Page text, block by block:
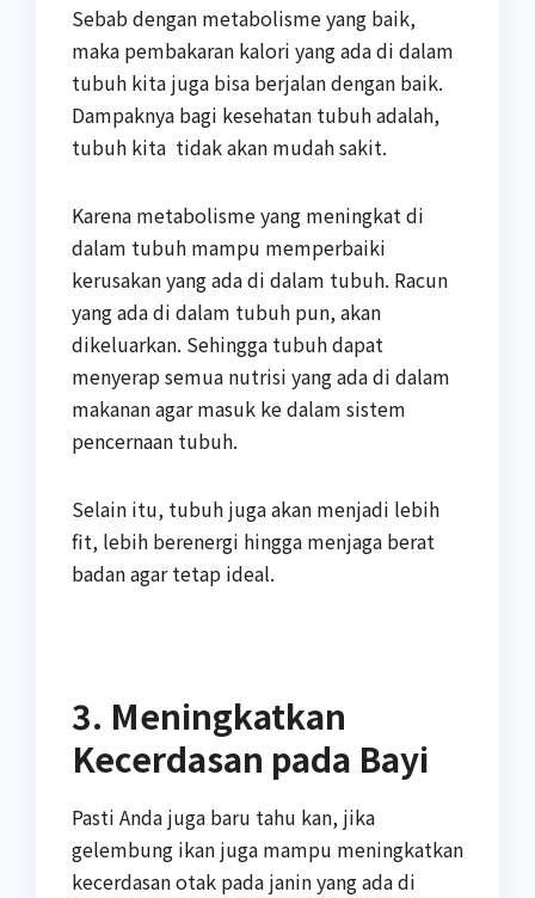
Sebab dengan metabolisme yang baik,
maka pembakaran kalori yang ada di dalam
tubuh kita juga bisa berjalan dengan baik.
Dampaknya bagi kesehatan tubuh adalah,
tubuh kita tidak akan mudah sakit.
Karena metabolisme yang meningkat di
dalam tubuh mampu memperbaiki
kerusakan yang ada di dalam tubuh. Racun
yang ada di dalam tubuh pun, akan
dikeluarkan. Sehingga tubuh dapat
menyerap semua nutrisi yang ada di dalam
makanan agar masuk ke dalam sistem
pencernaan tubuh.
Selain itu, tubuh juga akan menjadi lebih
fit, lebih berenergi hingga menjaga berat
badan agar tetap ideal.
3. Meningkatkan
Kecerdasan pada Bayi
Pasti Anda juga baru tahu kan, jika
gelembung ikan juga mampu meningkatkan
kecerdasan otak pada janin yang ada di